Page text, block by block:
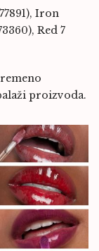
Iron
Red 7
proizvoda.